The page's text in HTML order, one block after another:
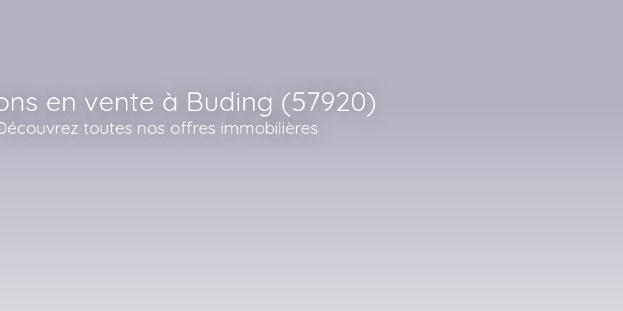
en vente à Buding (57920)
toutes nos offres immobilières